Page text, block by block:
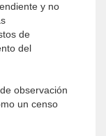
y no
de
del
observación
un censo